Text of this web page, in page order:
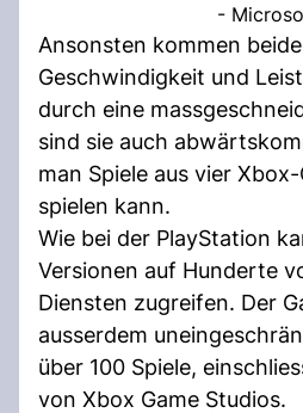
-
Ansonsten kommen
Geschwindigkeit und
durch eine
sind sie auch
man Spiele aus vier
spielen kann.
Wie bei der PlayStation
Versionen auf Hunderte
Diensten zugreifen. Der
ausserdem
über 100 Spiele,
von Xbox Game Studios.